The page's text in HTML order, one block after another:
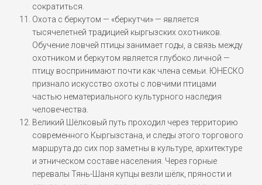
сократиться.
Охота с беркутом — «беркутчи» — является
тысячелетней традицией кыргызских охотников.
Обучение ловчей птицы занимает годы, а связь между
охотником и беркутом является глубоко личной —
птицу воспринимают почти как члена семьи. ЮНЕСКО
признало искусство охоты с ловчими птицами
частью нематериального культурного наследия
человечества.
Великий Шёлковый путь проходил через территорию
современного Кыргызстана, и следы этого торгового
маршрута до сих пор заметны в культуре, архитектуре
и этническом составе населения. Через горные
перевалы Тянь-Шаня купцы везли шёлк, пряности и